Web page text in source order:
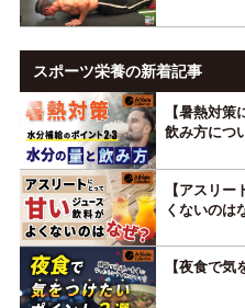
スポーツ栄養の新着記事
【暑熱対
飲み方につ
【アスリ
くないのは
【夜食で気